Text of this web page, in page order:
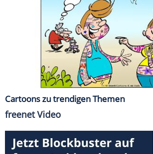
Cartoons zu trendigen Themen
freenet Video